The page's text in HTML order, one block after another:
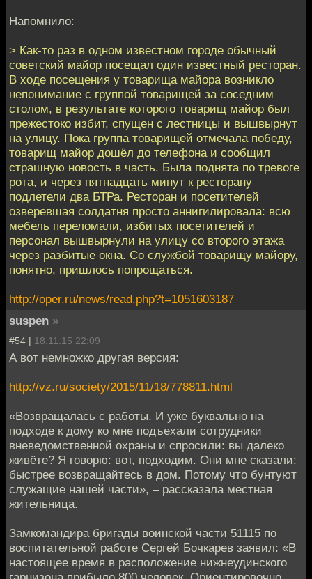
Напомнило:
> Как-то раз в одном известном городе обычный
советский майор посещал один известный ресторан.
В ходе посещения у товарища майора возникло
непонимание с группой товарищей за соседним
столом, в результате которого товарищ майор был
прежестоко избит, спущен с лестницы и вышвырнут
на улицу. Пока группа товарищей отмечала победу,
товарищ майор дошёл до телефона и сообщил
страшную новость в часть. Была поднята по тревоге
рота, и через пятнадцать минут к ресторану
подлетели два БТРа. Ресторан и посетителей
озверевшая солдатня просто аннигилировала: всю
мебель переломали, избитых посетителей и
персонал вышвырнули на улицу со второго этажа
через разбитые окна. Со службой товарищу майору,
понятно, пришлось попрощаться.
http://oper.ru/news/read.php?t=1051603187
suspen »
#54 | 18.11.15 22:09
А вот немножко другая версия:
http://vz.ru/society/2015/11/18/778811.html
«Возвращалась с работы. И уже буквально на
подходе к дому ко мне подъехали сотрудники
вневедомственной охраны и спросили: вы далеко
живёте? Я говорю: вот, подходим. Они мне сказали:
быстрее возвращайтесь в дом. Потому что бунтуют
служащие нашей части», – рассказала местная
жительница.
Замкомандира бригады воинской части 51115 по
воспитательной работе Сергей Бочкарев заявил: «В
настоящее время в расположение нижнеудинского